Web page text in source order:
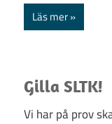
Läs mer
Gilla SLTK!
Vi har på prov